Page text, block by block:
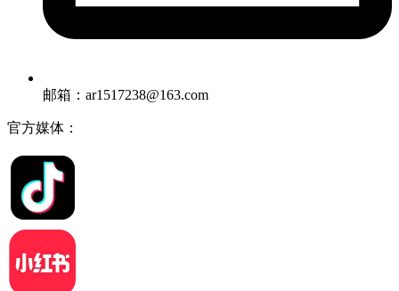
邮箱：ar1517238@163.com
官方媒体：